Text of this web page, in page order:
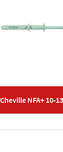
Cheville NFA+ 10-